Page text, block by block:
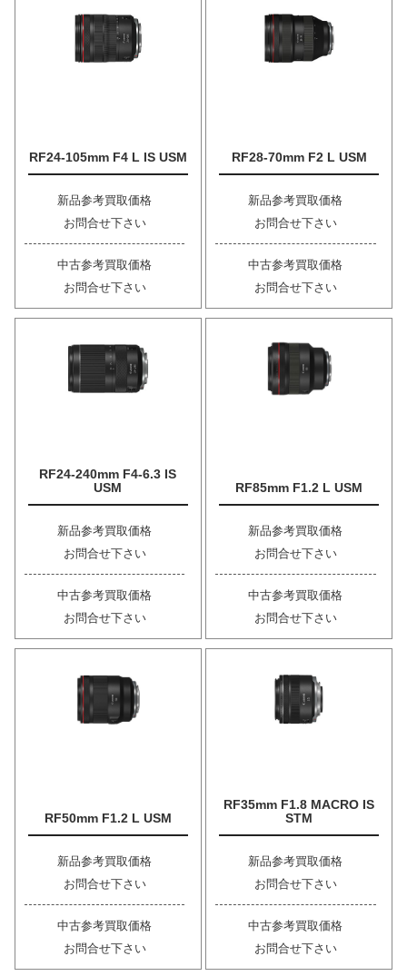
RF24-105mm F4 L IS USM
新品参考買取価格
お問合せ下さい
中古参考買取価格
お問合せ下さい
RF28-70mm F2 L USM
新品参考買取価格
お問合せ下さい
中古参考買取価格
お問合せ下さい
RF24-240mm F4-6.3 IS
USM
新品参考買取価格
お問合せ下さい
中古参考買取価格
お問合せ下さい
RF85mm F1.2 L USM
新品参考買取価格
お問合せ下さい
中古参考買取価格
お問合せ下さい
RF50mm F1.2 L USM
新品参考買取価格
お問合せ下さい
中古参考買取価格
お問合せ下さい
RF35mm F1.8 MACRO IS
STM
新品参考買取価格
お問合せ下さい
中古参考買取価格
お問合せ下さい